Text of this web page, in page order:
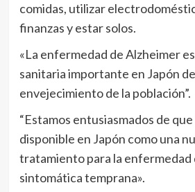
comidas, utilizar
finanzas y estar solos.
«La enfermedad de Alzheimer
sanitaria importante en Japón
envejecimiento de la población”.
“Estamos entusiasmados de
disponible en Japón como una
tratamiento para la enfermedad
sintomática temprana».